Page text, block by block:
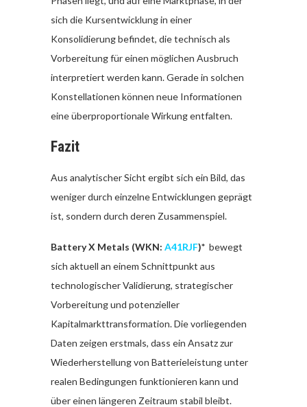
sich die Kursentwicklung in einer
Konsolidierung befindet, die technisch als
Vorbereitung für einen möglichen Ausbruch
interpretiert werden kann. Gerade in solchen
Konstellationen können neue Informationen
eine überproportionale Wirkung entfalten.
Fazit
Aus analytischer Sicht ergibt sich ein Bild, das
weniger durch einzelne Entwicklungen geprägt
ist, sondern durch deren Zusammenspiel.
Battery X Metals (WKN: A41RJF)* bewegt
sich aktuell an einem Schnittpunkt aus
technologischer Validierung, strategischer
Vorbereitung und potenzieller
Kapitalmarkttransformation. Die vorliegenden
Daten zeigen erstmals, dass ein Ansatz zur
Wiederherstellung von Batterieleistung unter
realen Bedingungen funktionieren kann und
über einen längeren Zeitraum stabil bleibt.